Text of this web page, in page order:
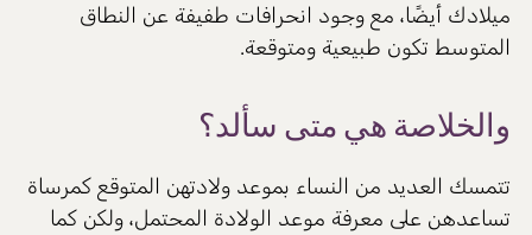
ميلادك أيضًا، مع وجود انحرافات طفيفة عن النطاق
المتوسط تكون طبيعية ومتوقعة.
والخلاصة هي متى سألد؟
تتمسك العديد من النساء بموعد ولادتهن المتوقع كمرساة
تساعدهن على معرفة موعد الولادة المحتمل، ولكن كما